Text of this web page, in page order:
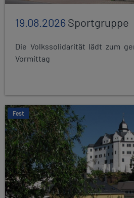
19.08.2026Sportgruppe
Die Volkssolidarität lädt zum
Vormittag
Fest